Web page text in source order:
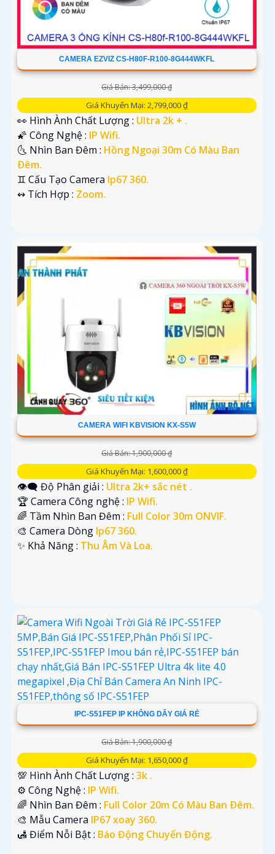
CAMERA EZVIZ CS-H80F-R100-8G444WKFL
Giá Bán: 3,499,000 ₫
Giá Khuyến Mại: 2,799,000 ₫
👀 Hình Ành Chất Lượng : Ultra 2k + .
🌠 Công Nghệ : IP Wifi.
🌜 Nhìn Ban Đêm : Hồng Ngoại 30m Có Màu Ban
Ðêm.
♊ Cấu Tạo Camera Ip67 360.
️↭ Tích Hợp : Zoom.
CAMERA WIFI KBVISION KX-S5W
Giá Bán: 1,900,000 ₫
Giá Khuyến Mại: 1,600,000 ₫
👁️‍🗨 Độ Phân giải : Ultra 2k+ sắc nét .
🏆 Camera Công nghệ : IP Wifi.
🌈 Tầm Nhìn Ban Đêm : Full Color 30m ONVIF.
🎨 Camera Dòng Ip67 360.
️✨ Khả Năng : Thu Âm Và Loa.
IPC-S51FEP IP KHÔNG DÂY GIÁ RẺ
Giá Bán: 1,900,000 ₫
Giá Khuyến Mại: 1,650,000 ₫
💯 Hình Ành Chất Lượng : 3k .
⚙ Công Nghệ : IP Wifi.
🌈 Nhìn Ban Đêm : Full Color 20m Có Màu Ban Ðêm.
🎨 Mẫu Camera IP67 xoay 360.
️🛃 Điểm Nỗi Bật : Báo Động Chuyển Động.